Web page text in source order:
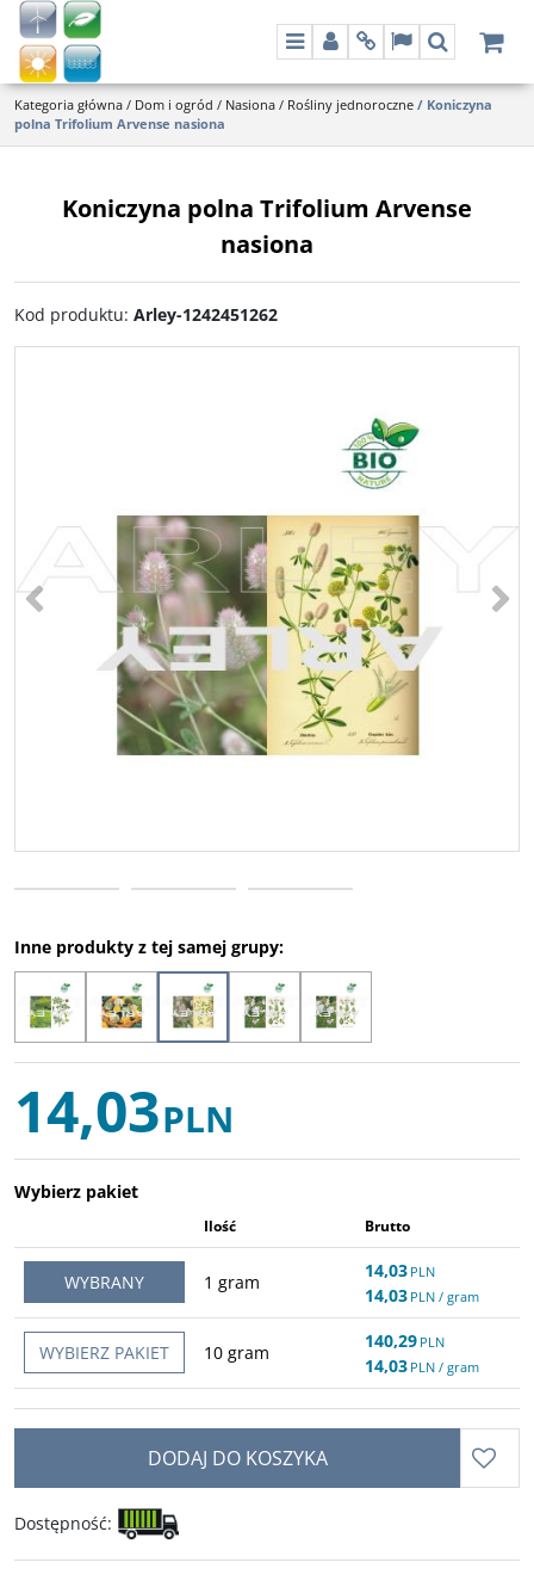
MenuPanelInfoLangSzukaj
Kategoria główna / Dom i ogród / Nasiona / Rośliny jednoroczne / Koniczyna
polna Trifolium Arvense nasiona
Koniczyna polna Trifolium Arvense
nasiona
Kod produktu: Arley-1242451262
<
Inne produkty z tej samej grupy:
14,03PLN
Wybierz pakiet
Ilość Brutto
WYBRANY 1 gram
14,03 PLN
14,03 PLN / gram
WYBIERZ PAKIET 10 gram
140,29 PLN
14,03 PLN / gram
DODAJ DO KOSZYKA
Dostępność: